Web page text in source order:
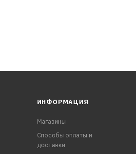
ИНФОРМАЦИЯ
Магазины
Способы оплаты и
доставки